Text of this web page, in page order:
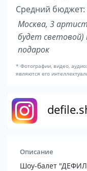
Средний бюджет:
Москва, 3
будет световой)
подарок
* Фотографии, видео,
являются его
Описание
Шоу-балет